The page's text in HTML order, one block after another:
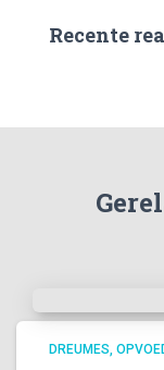
Recente
DREUMES